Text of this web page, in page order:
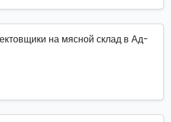
на мясной склад в Ад-